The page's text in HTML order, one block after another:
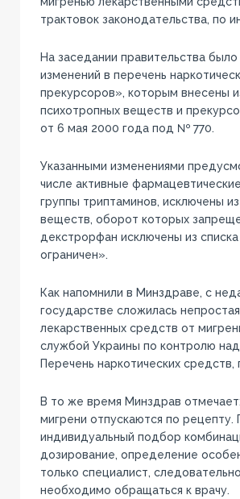
трактовок законодательства, по
На заседании правительства
изменений в перечень
прекурсоров», которым внесены
психотропных веществ и
от 6 мая 2000 года под № 770.
Указанными изменениями
числе активные
группы триптаминов, исключены
веществ, оборот которых
декстрорфан исключены из
ограничен».
Как напомнили в Минздраве, с
государстве сложилась
лекарственных средств от
службой Украины по контролю
Перечень наркотических
В то же время Минздрав
мигрени отпускаются по
индивидуальный подбор
дозирование, определение
только специалист,
необходимо обращаться к врачу.